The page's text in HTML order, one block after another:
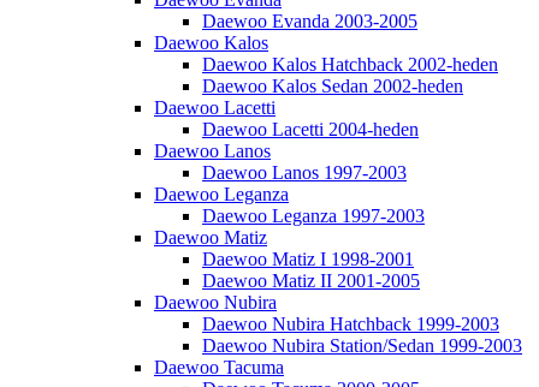
Daewoo Evanda 2003-2005
Daewoo Kalos
Daewoo Kalos Hatchback 2002-heden
Daewoo Kalos Sedan 2002-heden
Daewoo Lacetti
Daewoo Lacetti 2004-heden
Daewoo Lanos
Daewoo Lanos 1997-2003
Daewoo Leganza
Daewoo Leganza 1997-2003
Daewoo Matiz
Daewoo Matiz I 1998-2001
Daewoo Matiz II 2001-2005
Daewoo Nubira
Daewoo Nubira Hatchback 1999-2003
Daewoo Nubira Station/Sedan 1999-2003
Daewoo Tacuma